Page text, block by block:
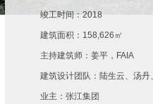
竣工时间：2018
建筑面积：158,626㎡
主持建筑师：姜平，FAIA
建筑设计团队：陆生云、汤丹
业主：张江集团